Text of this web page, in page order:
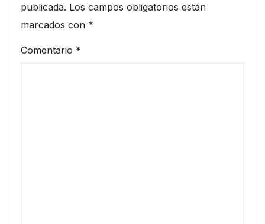
publicada. Los campos obligatorios están
marcados con *
Comentario *